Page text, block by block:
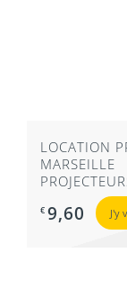
LOCATION
MARSEILLE
€ 9,60 J'y